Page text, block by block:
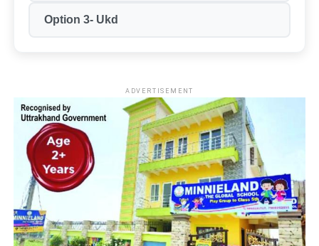
पद की श्रेणियां
आधिकारिक वेबसाइट
dsssb.delhi.gov.in
महत्वपूर्ण तिथियां (Important Dates)
उम्मीदवारों को सलाह दी जाती है कि वे अंतिम समय में वेबसाइट पर होने
वाली संभावित तकनीकी दिक्कतों और भारी ट्रैफिक से बचने के लिए समय
रहते अपना आवेदन पूरा कर लें।
Option 3- Ukd
ADVERTISEMENT